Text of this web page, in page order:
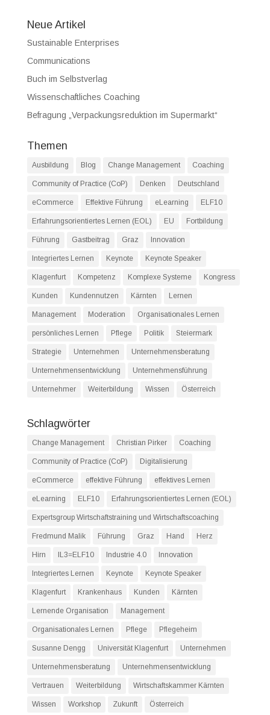
Neue Artikel
Sustainable Enterprises
Communications
Buch im Selbstverlag
Wissenschaftliches Coaching
Befragung „Verpackungsreduktion im Supermarkt“
Themen
Ausbildung Blog Change Management Coaching
Community of Practice (CoP) Denken Deutschland
eCommerce Effektive Führung eLearning ELF10
Erfahrungsorientiertes Lernen (EOL) EU Fortbildung
Führung Gastbeitrag Graz Innovation
Integriertes Lernen Keynote Keynote Speaker
Klagenfurt Kompetenz Komplexe Systeme Kongress
Kunden Kundennutzen Kärnten Lernen
Management Moderation Organisationales Lernen
persönliches Lernen Pflege Politik Steiermark
Strategie Unternehmen Unternehmensberatung
Unternehmensentwicklung Unternehmensführung
Unternehmer Weiterbildung Wissen Österreich
Schlagwörter
Change Management Christian Pirker Coaching
Community of Practice (CoP) Digitalisierung
eCommerce effektive Führung effektives Lernen
eLearning ELF10 Erfahrungsorientiertes Lernen (EOL)
Expertsgroup Wirtschaftstraining und Wirtschaftscoaching
Fredmund Malik Führung Graz Hand Herz
Hirn IL3=ELF10 Industrie 4.0 Innovation
Integriertes Lernen Keynote Keynote Speaker
Klagenfurt Krankenhaus Kunden Kärnten
Lernende Organisation Management
Organisationales Lernen Pflege Pflegeheim
Susanne Dengg Universität Klagenfurt Unternehmen
Unternehmensberatung Unternehmensentwicklung
Vertrauen Weiterbildung Wirtschaftskammer Kärnten
Wissen Workshop Zukunft Österreich